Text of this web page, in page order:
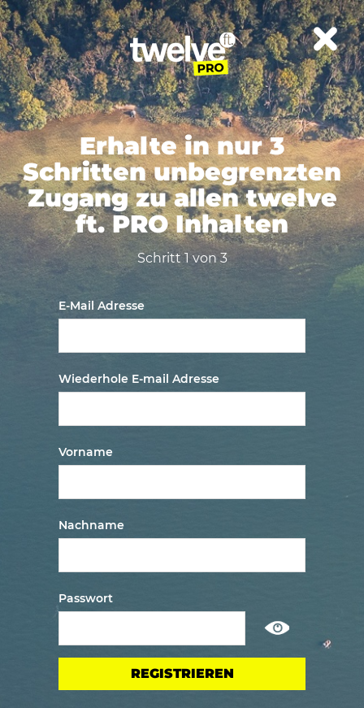
Erhalte in nur 3
Schritten unbegrenzten
Zugang zu allen twelve
ft. PRO Inhalten
Schritt 1 von 3
E-Mail Adresse
Wiederhole E-mail Adresse
Vorname
Nachname
Passwort
ausblenden